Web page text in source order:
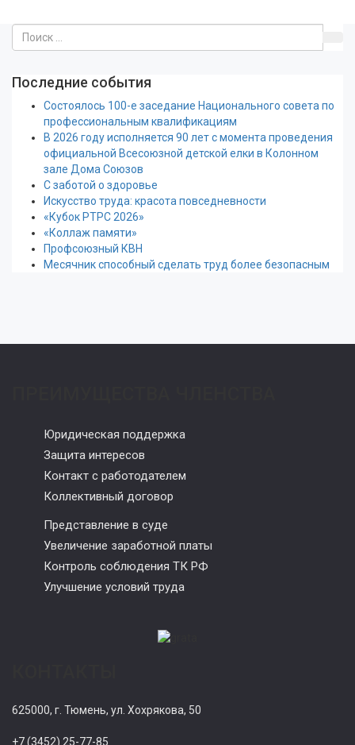
Последние события
Состоялось 100-е заседание Национального совета по
профессиональным квалификациям
В 2026 году исполняется 90 лет с момента проведения
официальной Всесоюзной детской елки в Колонном
зале Дома Союзов
С заботой о здоровье
Искусство труда: красота повседневности
«Кубок РТРС 2026»
«Коллаж памяти»
Профсоюзный КВН
Месячник способный сделать труд более безопасным
Юридическая поддержка
Защита интересов
Контакт с работодателем
Коллективный договор
Представление в суде
Увеличение заработной платы
Контроль соблюдения ТК РФ
Улучшение условий труда
625000, г. Тюмень, ул. Хохрякова, 50
+7 (3452) 25-77-85